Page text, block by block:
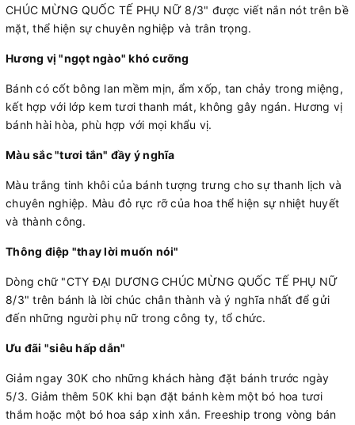
CHÚC MỪNG QUỐC TẾ PHỤ NỮ 8/3" được viết nắn nót trên bề
mặt, thể hiện sự chuyên nghiệp và trân trọng.
Hương vị "ngọt ngào" khó cưỡng
Bánh có cốt bông lan mềm mịn, ẩm xốp, tan chảy trong miệng,
kết hợp với lớp kem tươi thanh mát, không gây ngán. Hương vị
bánh hài hòa, phù hợp với mọi khẩu vị.
Màu sắc "tươi tắn" đầy ý nghĩa
Màu trắng tinh khôi của bánh tượng trưng cho sự thanh lịch và
chuyên nghiệp. Màu đỏ rực rỡ của hoa thể hiện sự nhiệt huyết
và thành công.
Thông điệp "thay lời muốn nói"
Dòng chữ "CTY ĐẠI DƯƠNG CHÚC MỪNG QUỐC TẾ PHỤ NỮ
8/3" trên bánh là lời chúc chân thành và ý nghĩa nhất để gửi
đến những người phụ nữ trong công ty, tổ chức.
Ưu đãi "siêu hấp dẫn"
Giảm ngay 30K cho những khách hàng đặt bánh trước ngày
5/3. Giảm thêm 50K khi bạn đặt bánh kèm một bó hoa tươi
thắm hoặc một bó hoa sáp xinh xắn. Freeship trong vòng bán